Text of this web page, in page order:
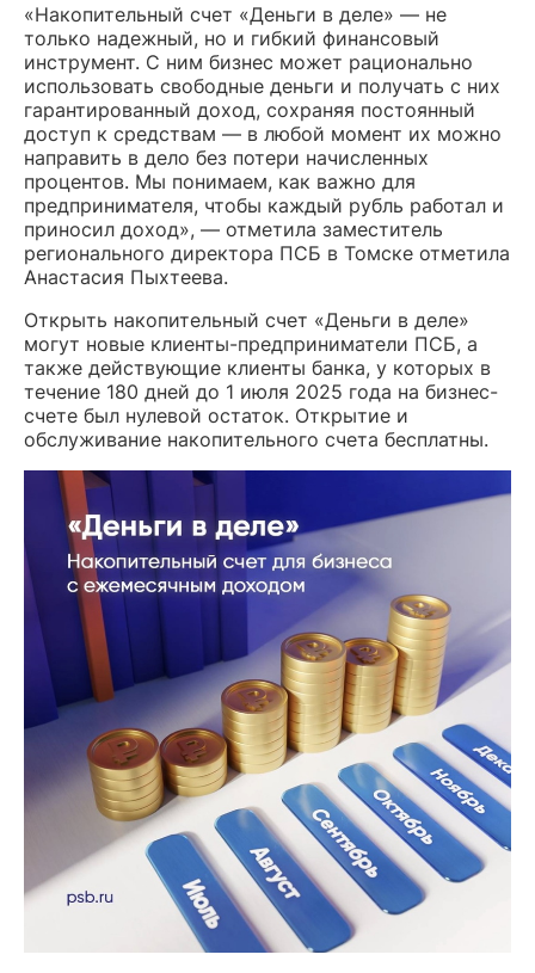
«Накопительный счет «Деньги в деле» — не
только надежный, но и гибкий финансовый
инструмент. С ним бизнес может рационально
использовать свободные деньги и получать с них
гарантированный доход, сохраняя постоянный
доступ к средствам — в любой момент их можно
направить в дело без потери начисленных
процентов. Мы понимаем, как важно для
предпринимателя, чтобы каждый рубль работал и
приносил доход», — отметила заместитель
регионального директора ПСБ в Томске отметила
Анастасия Пыхтеева.
Открыть накопительный счет «Деньги в деле»
могут новые клиенты-предприниматели ПСБ, а
также действующие клиенты банка, у которых в
течение 180 дней до 1 июля 2025 года на бизнес-
счете был нулевой остаток. Открытие и
обслуживание накопительного счета бесплатны.